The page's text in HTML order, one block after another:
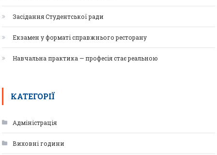
Засідання Студентської ради
Екзамен у форматі справжнього ресторану
Навчальна практика — професія стає реальною
КАТЕГОРІЇ
Адміністрація
Виховні години